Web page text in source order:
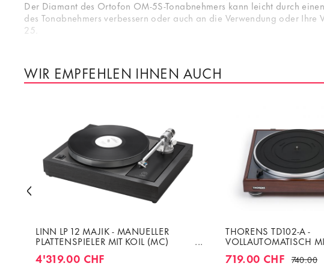
Der Diamant des Ortofon OM-5S-Tonabnehmers kann leicht durch
des Tonabnehmers verbessern oder auch an die Verwendung oder
25.
WIR EMPFEHLEN IHNEN AUCH
LINN LP 12 MAJIK - MANUELLER
PLATTENSPIELER MIT KOIL (MC)
CARTRIDGE
4'319.00 CHF
THORENS TD102-A -
VOLLAUTOMATISCH
719.00 CHF 740.00